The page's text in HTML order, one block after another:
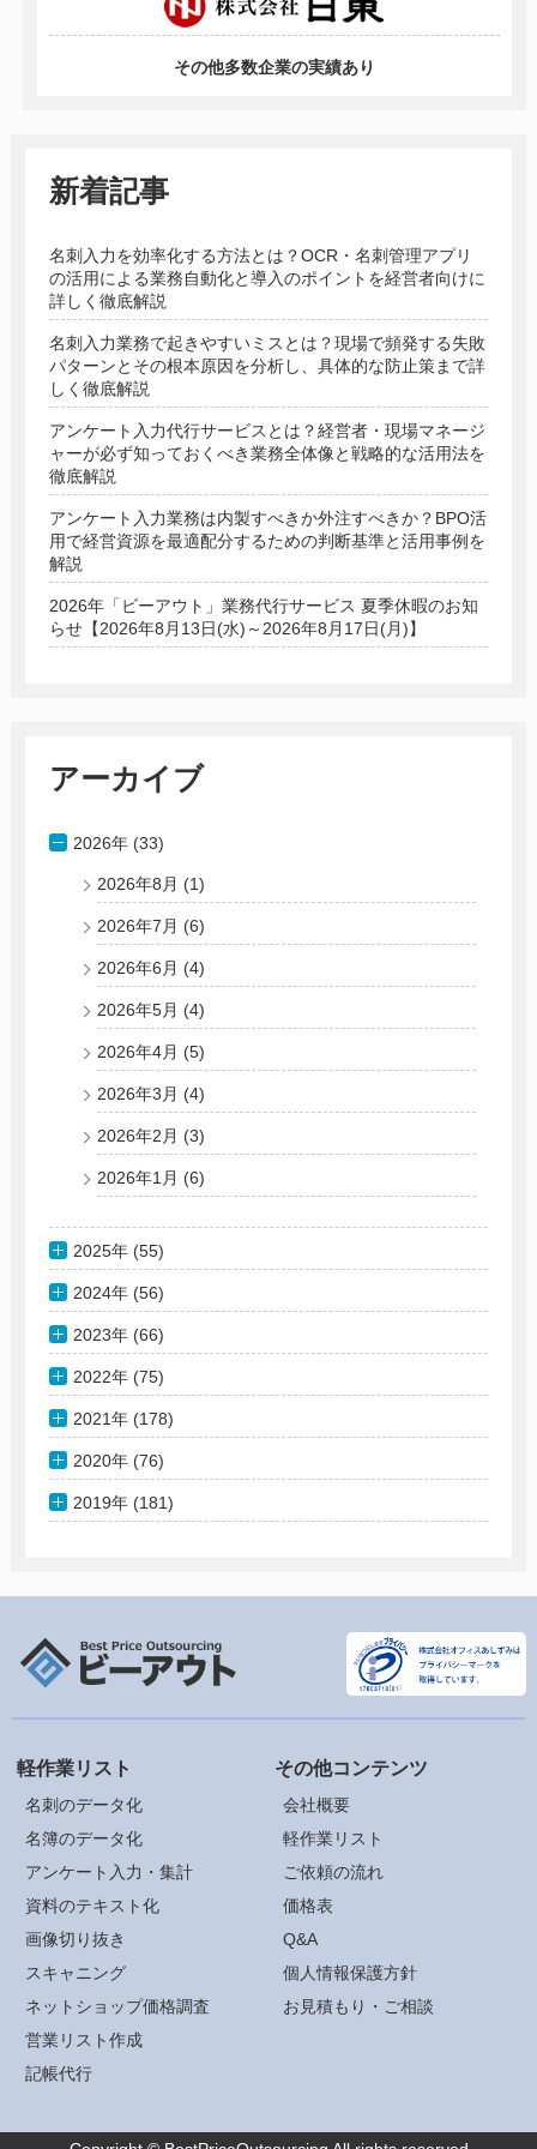
その他多数企業の実績あり
新着記事
名刺入力を効率化する方法とは？OCR・名刺管理アプリ
の活用による業務自動化と導入のポイントを経営者向けに
詳しく徹底解説
名刺入力業務で起きやすいミスとは？現場で頻発する失敗
パターンとその根本原因を分析し、具体的な防止策まで詳
しく徹底解説
アンケート入力代行サービスとは？経営者・現場マネージ
ャーが必ず知っておくべき業務全体像と戦略的な活用法を
徹底解説
アンケート入力業務は内製すべきか外注すべきか？BPO活
用で経営資源を最適配分するための判断基準と活用事例を
解説
2026年「ビーアウト」業務代行サービス 夏季休暇のお知
らせ【2026年8月13日(水)～2026年8月17日(月)】
アーカイブ
2026年 (33)
2026年8月 (1)
2026年7月 (6)
2026年6月 (4)
2026年5月 (4)
2026年4月 (5)
2026年3月 (4)
2026年2月 (3)
2026年1月 (6)
2025年 (55)
2024年 (56)
2023年 (66)
2022年 (75)
2021年 (178)
2020年 (76)
2019年 (181)
軽作業リスト
名刺のデータ化
名簿のデータ化
アンケート入力・集計
資料のテキスト化
画像切り抜き
スキャニング
ネットショップ価格調査
営業リスト作成
記帳代行
その他コンテンツ
会社概要
軽作業リスト
ご依頼の流れ
価格表
Q&A
個人情報保護方針
お見積もり・ご相談